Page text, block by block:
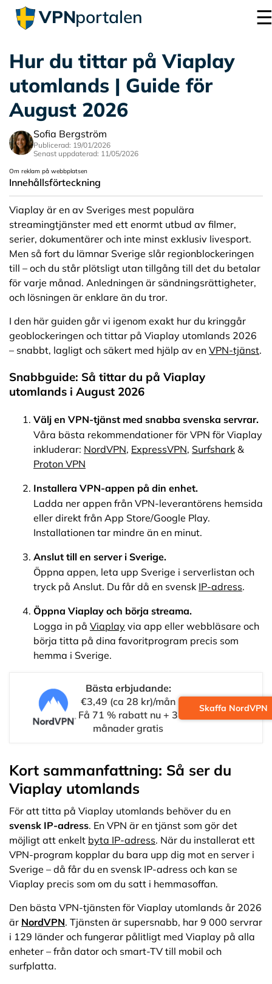
VPNportalen
Hur du tittar på Viaplay
utomlands | Guide för
August 2026
Sofia Bergström
Publicerad: 19/01/2026
Senast uppdaterad: 11/05/2026
Om reklam på webbplatsen
Innehållsförteckning
Viaplay är en av Sveriges mest populära
streamingtjänster med ett enormt utbud av filmer,
serier, dokumentärer och inte minst exklusiv livesport.
Men så fort du lämnar Sverige slår regionblockeringen
till – och du står plötsligt utan tillgång till det du betalar
för varje månad. Anledningen är sändningsrättigheter,
och lösningen är enklare än du tror.
I den här guiden går vi igenom exakt hur du kringgår
geoblockeringen och tittar på Viaplay utomlands 2026
– snabbt, lagligt och säkert med hjälp av en VPN-tjänst.
Snabbguide: Så tittar du på Viaplay
utomlands i August 2026
Välj en VPN-tjänst med snabba svenska servrar.
Våra bästa rekommendationer för VPN för Viaplay
inkluderar: NordVPN, ExpressVPN, Surfshark &
Proton VPN
Installera VPN-appen på din enhet.
Ladda ner appen från VPN-leverantörens hemsida
eller direkt från App Store/Google Play.
Installationen tar mindre än en minut.
Anslut till en server i Sverige.
Öppna appen, leta upp Sverige i serverlistan och
tryck på Anslut. Du får då en svensk IP-adress.
Öppna Viaplay och börja streama.
Logga in på Viaplay via app eller webbläsare och
börja titta på dina favoritprogram precis som
hemma i Sverige.
Bästa erbjudande:
€3,49 (ca 28 kr)/mån
Få 71 % rabatt nu + 3
månader gratis
Skaffa NordVPN
Kort sammanfattning: Så ser du
Viaplay utomlands
För att titta på Viaplay utomlands behöver du en
svensk IP-adress. En VPN är en tjänst som gör det
möjligt att enkelt byta IP-adress. När du installerat ett
VPN-program kopplar du bara upp dig mot en server i
Sverige – då får du en svensk IP-adress och kan se
Viaplay precis som om du satt i hemmasoffan.
Den bästa VPN-tjänsten för Viaplay utomlands år 2026
är NordVPN. Tjänsten är supersnabb, har 9 000 servrar
i 129 länder och fungerar pålitligt med Viaplay på alla
enheter – från dator och smart-TV till mobil och
surfplatta.